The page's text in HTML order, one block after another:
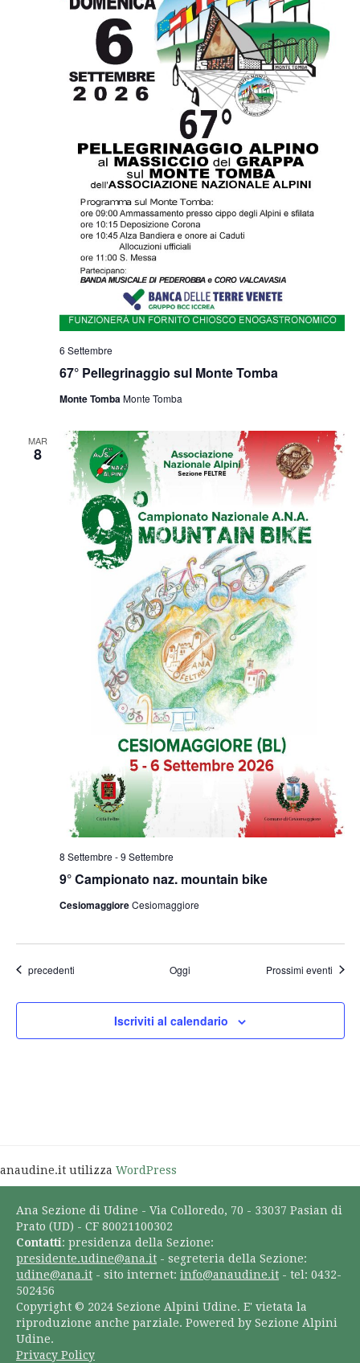
67° Pellegrinaggio sul Monte Tomba
6 Settembre
Monte TombaMonte Tomba
MAR
8
9° Campionato naz. mountain bike
8 Settembre -9 Settembre
CesiomaggioreCesiomaggiore
Eventi
precedenti Oggi Prossimi eventi
Iscriviti al calendario
anaudine.it utilizza WordPress
Ana Sezione di Udine - Via Colloredo, 70 - 33037 Pasian di
Prato (UD) - CF 80021100302
Contatti: presidenza della Sezione:
presidente.udine@ana.it - segreteria della Sezione:
udine@ana.it - sito internet: info@anaudine.it - tel: 0432-
502456
Copyright © 2024 Sezione Alpini Udine. E' vietata la
riproduzione anche parziale. Powered by Sezione Alpini
Udine.
Privacy Policy